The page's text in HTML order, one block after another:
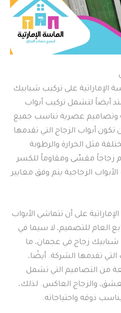
الإماراتية على تركيب شبابيك
أيضاً لتشمل تركيب أبواب
وتصاميم عصرية تناسب جميع
تكون أبواب الزجاج التي تقدمها
مثل الحرارة والرطوبة
زجاجاً مقسّى ومقاوماً للكسر
الزجاجية يتم وفق معايير
على أن تتماشى الأبواب
العام للتصميم، لا سيما في
زجاج في عجمان، ما
تقدمها الشركة. أيضًا،
من التصاميم التي تشمل
والزجاج العاكس. لذلك،
ذوقه واحتياجاته.